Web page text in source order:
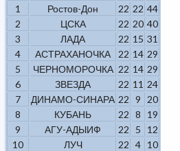
1
Ростов-Дон 22 22 44
2
ЦСКА 22 20 40
3
ЛАДА 22 15 31
4
АСТРАХАНОЧКА 22 14 29
5
ЧЕРНОМОРОЧКА 22 14 29
6
ЗВЕЗДА 22 11 24
7
ДИНАМО-СИНАРА 22 9
20
8
КУБАНЬ 22 8
19
9
АГУ-АДЫИФ 22 5
12
10
ЛУЧ 22 4 10